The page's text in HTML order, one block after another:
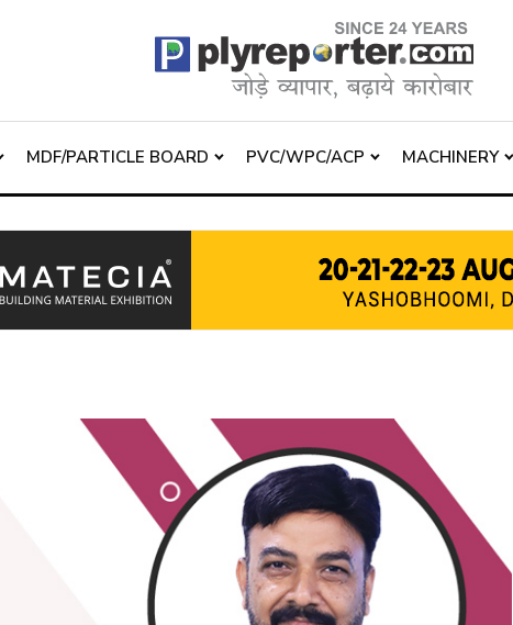
MDF/PARTICLE BOARD PVC/WPC/ACP MACHINERY